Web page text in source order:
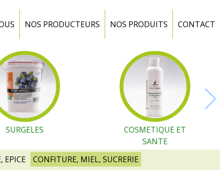
NOS PRODUCTEURS NOS PRODUITS CONTACT
SURGELES
COSMETIQUE ET
SANTE
EPICE
CONFITURE, MIEL, SUCRERIE